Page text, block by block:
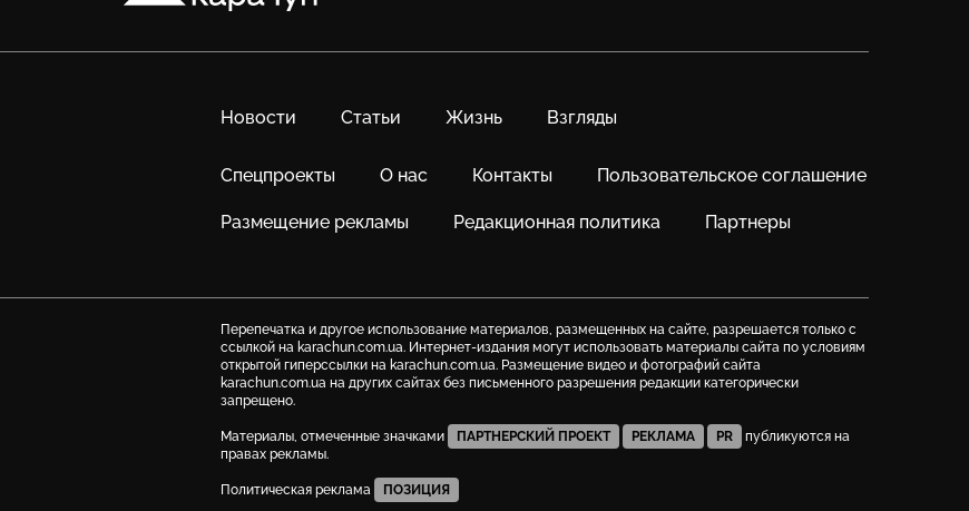
Новости Статьи Жизнь Взгляды
Спецпроекты О нас Контакты Пользовательское соглашение
Размещение рекламы Редакционная политика Партнеры
Перепечатка и другое использование материалов, размещенных на сайте, разрешается только с
ссылкой на karachun.com.ua. Интернет-издания могут использовать материалы сайта по условиям
открытой гиперссылки на karachun.com.ua. Размещение видео и фотографий сайта
karachun.com.ua на других сайтах без письменного разрешения редакции категорически
запрещено.
Материалы, отмеченные значками ПАРТНЕРСКИЙ ПРОЕКТ РЕКЛАМА PR
публикуются на
правах рекламы.
Политическая реклама ПОЗИЦИЯ